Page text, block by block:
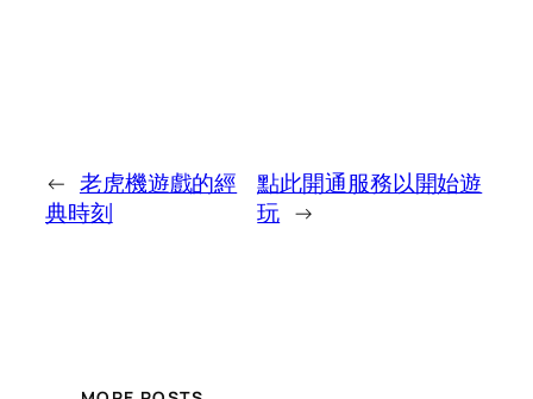
← 老虎機遊戲的經
典時刻
點此開通服務以開始遊
玩 →